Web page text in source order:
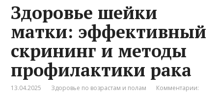
Здоровье шейки
матки: эффективный
скрининг и методы
профилактики рака
13.04.2025 Здоровье по возрастам и полам
Комментарии: